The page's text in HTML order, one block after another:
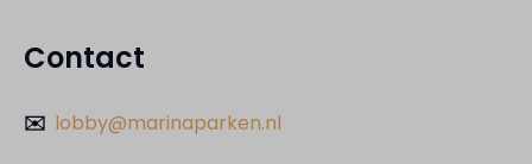
Contact
✉️ lobby@marinaparken.nl